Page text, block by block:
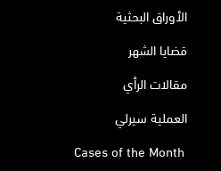
الأوراق البحثية
قضايا الشهر
مقالات الرأي
العملية سيرلي
Cases of the Month